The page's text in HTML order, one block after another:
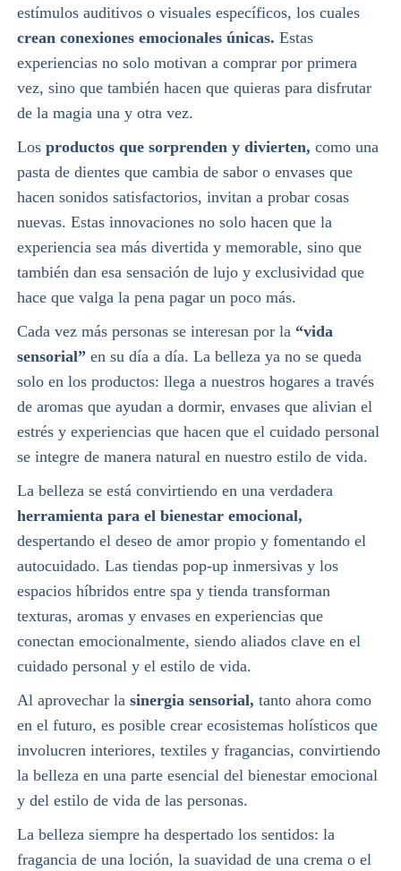
estímulos auditivos o visuales específicos, los cuales
crean conexiones emocionales únicas. Estas
experiencias no solo motivan a comprar por primera
vez, sino que también hacen que quieras para disfrutar
de la magia una y otra vez.
Los productos que sorprenden y divierten, como una
pasta de dientes que cambia de sabor o envases que
hacen sonidos satisfactorios, invitan a probar cosas
nuevas. Estas innovaciones no solo hacen que la
experiencia sea más divertida y memorable, sino que
también dan esa sensación de lujo y exclusividad que
hace que valga la pena pagar un poco más.
Cada vez más personas se interesan por la “vida
sensorial”en su día a día. La belleza ya no se queda
solo en los productos: llega a nuestros hogares a través
de aromas que ayudan a dormir, envases que alivian el
estrés y experiencias que hacen que el cuidado personal
se integre de manera natural en nuestro estilo de vida.
La belleza se está convirtiendo en una verdadera
herramienta para el bienestar emocional,
despertando el deseo de amor propio y fomentando el
autocuidado. Las tiendas pop-up inmersivas y los
espacios híbridos entre spa y tienda transforman
texturas, aromas y envases en experiencias que
conectan emocionalmente, siendo aliados clave en el
cuidado personal y el estilo de vida.
Al aprovechar la sinergia sensorial, tanto ahora como
en el futuro, es posible crear ecosistemas holísticos que
involucren interiores, textiles y fragancias, convirtiendo
la belleza en una parte esencial del bienestar emocional
y del estilo de vida de las personas.
La belleza siempre ha despertado los sentidos: la
fragancia de una loción, la suavidad de una crema o el